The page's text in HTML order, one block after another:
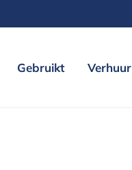
Gebruikt Verhuur